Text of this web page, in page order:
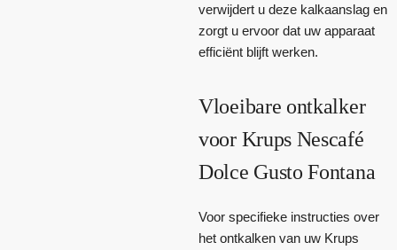
verwijdert u deze kalkaanslag en
zorgt u ervoor dat uw apparaat
efficiënt blijft werken.
Vloeibare ontkalker
voor Krups Nescafé
Dolce Gusto Fontana
Voor specifieke instructies over
het ontkalken van uw Krups